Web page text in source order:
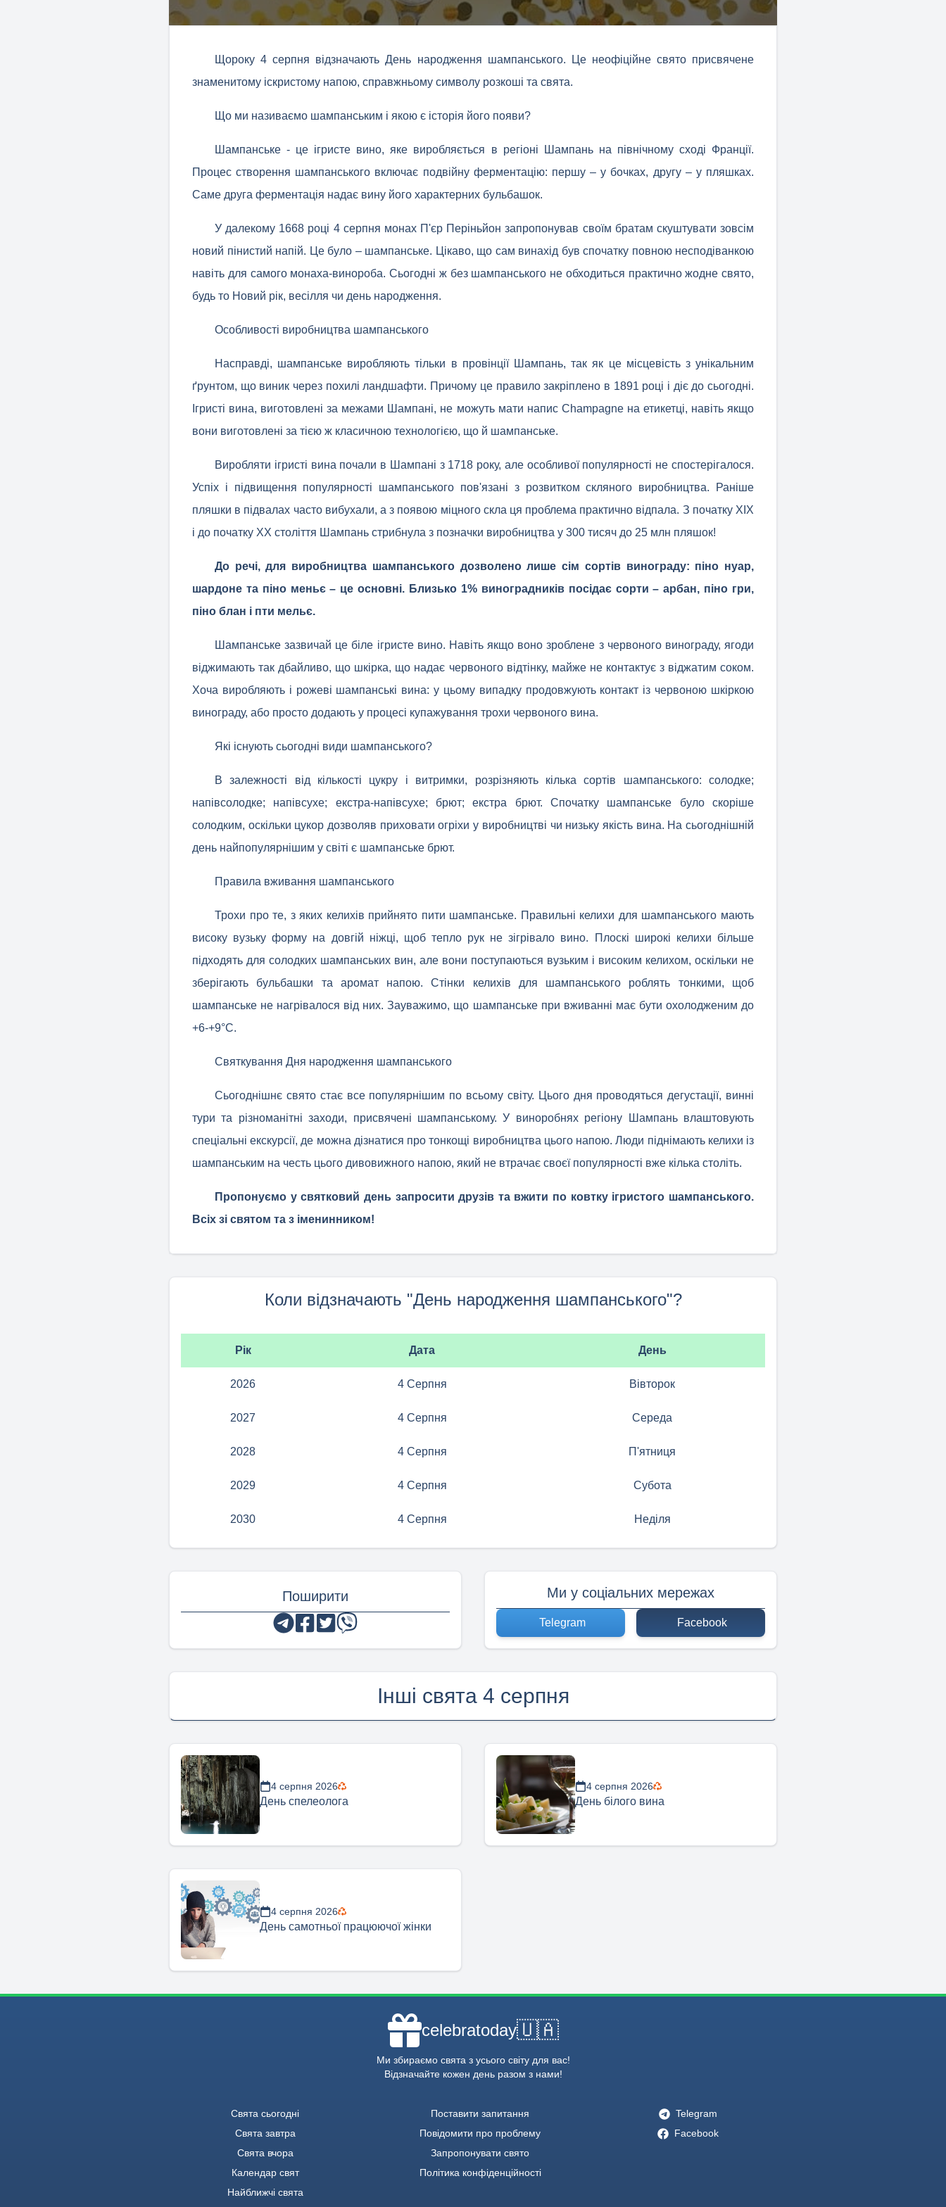
Щороку 4 серпня відзначають День народження шампанського. Це неофіційне свято присвячене
знаменитому іскристому напою, справжньому символу розкоші та свята.
Що ми називаємо шампанським і якою є історія його появи?
Шампанське - це ігристе вино, яке виробляється в регіоні Шампань на північному сході Франції.
Процес створення шампанського включає подвійну ферментацію: першу – у бочках, другу – у пляшках.
Саме друга ферментація надає вину його характерних бульбашок.
У далекому 1668 році 4 серпня монах П'єр Періньйон запропонував своїм братам скуштувати зовсім
новий пінистий напій. Це було – шампанське. Цікаво, що сам винахід був спочатку повною несподіванкою
навіть для самого монаха-винороба. Сьогодні ж без шампанського не обходиться практично жодне свято,
будь то Новий рік, весілля чи день народження.
Особливості виробництва шампанського
Насправді, шампанське виробляють тільки в провінції Шампань, так як це місцевість з унікальним
ґрунтом, що виник через похилі ландшафти. Причому це правило закріплено в 1891 році і діє до сьогодні.
Ігристі вина, виготовлені за межами Шампані, не можуть мати напис Champagne на етикетці, навіть якщо
вони виготовлені за тією ж класичною технологією, що й шампанське.
Виробляти ігристі вина почали в Шампані з 1718 року, але особливої ​​популярності не спостерігалося.
Успіх і підвищення популярності шампанського пов'язані з розвитком скляного виробництва. Раніше
пляшки в підвалах часто вибухали, а з появою міцного скла ця проблема практично відпала. З початку XIX
і до початку XX століття Шампань стрибнула з позначки виробництва у 300 тисяч до 25 млн пляшок!
До речі, для виробництва шампанського дозволено лише сім сортів винограду: піно нуар,
шардоне та піно меньє – це основні. Близько 1% виноградників посідає сорти – арбан, піно гри,
піно блан і пти мельє.
Шампанське зазвичай це біле ігристе вино. Навіть якщо воно зроблене з червоного винограду, ягоди
віджимають так дбайливо, що шкірка, що надає червоного відтінку, майже не контактує з віджатим соком.
Хоча виробляють і рожеві шампанські вина: у цьому випадку продовжують контакт із червоною шкіркою
винограду, або просто додають у процесі купажування трохи червоного вина.
Які існують сьогодні види шампанського?
В залежності від кількості цукру і витримки, розрізняють кілька сортів шампанського: солодке;
напівсолодке; напівсухе; екстра-напівсухе; брют; екстра брют. Спочатку шампанське було скоріше
солодким, оскільки цукор дозволяв приховати огріхи у виробництві чи низьку якість вина. На сьогоднішній
день найпопулярнішим у світі є шампанське брют.
Правила вживання шампанського
Трохи про те, з яких келихів прийнято пити шампанське. Правильні келихи для шампанського мають
високу вузьку форму на довгій ніжці, щоб тепло рук не зігрівало вино. Плоскі широкі келихи більше
підходять для солодких шампанських вин, але вони поступаються вузьким і високим келихом, оскільки не
зберігають бульбашки та аромат напою. Стінки келихів для шампанського роблять тонкими, щоб
шампанське не нагрівалося від них. Зауважимо, що шампанське при вживанні має бути охолодженим до
+6-+9°С.
Святкування Дня народження шампанського
Сьогоднішнє свято стає все популярнішим по всьому світу. Цього дня проводяться дегустації, винні
тури та різноманітні заходи, присвячені шампанському. У виноробнях регіону Шампань влаштовують
спеціальні екскурсії, де можна дізнатися про тонкощі виробництва цього напою. Люди піднімають келихи із
шампанським на честь цього дивовижного напою, який не втрачає своєї популярності вже кілька століть.
Пропонуємо у святковий день запросити друзів та вжити по ковтку ігристого шампанського.
Всіх зі святом та з іменинником!
Коли відзначають "День народження шампанського"?
Рік Дата День
2026 4 Серпня Вівторок
2027 4 Серпня Середа
2028 4 Серпня П'ятниця
2029 4 Серпня Субота
2030 4 Серпня Неділя
Поширити Ми у соціальних мережах
Telegram Facebook
Інші свята 4 серпня
4 серпня 2026
День спелеолога
4 серпня 2026
День білого вина
4 серпня 2026
День самотньої працюючої жінки
celebratoday🇺🇦
Ми збираємо свята з усього світу для вас!
Відзначайте кожен день разом з нами!
Свята сьогодні
Свята завтра
Свята вчора
Календар свят
Найближчі свята
Поставити запитання
Повідомити про проблему
Запропонувати свято
Політика конфіденційності
Telegram
Facebook